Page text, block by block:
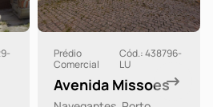
Prédio
Comercial
Cód.: 438796-
LU
Avenida Missoes